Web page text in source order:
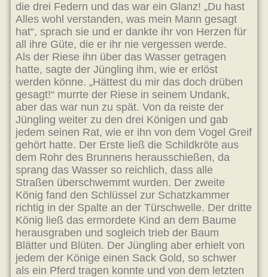
die drei Federn und das war ein Glanz! „Du hast
Alles wohl verstanden, was mein Mann gesagt
hat“, sprach sie und er dankte ihr von Herzen für
all ihre Güte, die er ihr nie vergessen werde.
Als der Riese ihn über das Wasser getragen
hatte, sagte der Jüngling ihm, wie er erlöst
werden könne. „Hättest du mir das doch drüben
gesagt!“ murrte der Riese in seinem Undank,
aber das war nun zu spät. Von da reiste der
Jüngling weiter zu den drei Königen und gab
jedem seinen Rat, wie er ihn von dem Vogel Greif
gehört hatte. Der Erste ließ die Schildkröte aus
dem Rohr des Brunnens herausschießen, da
sprang das Wasser so reichlich, dass alle
Straßen überschwemmt wurden. Der zweite
König fand den Schlüssel zur Schatzkammer
richtig in der Spalte an der Türschwelle. Der dritte
König ließ das ermordete Kind an dem Baume
herausgraben und sogleich trieb der Baum
Blätter und Blüten. Der Jüngling aber erhielt von
jedem der Könige einen Sack Gold, so schwer
als ein Pferd tragen konnte und von dem letzten